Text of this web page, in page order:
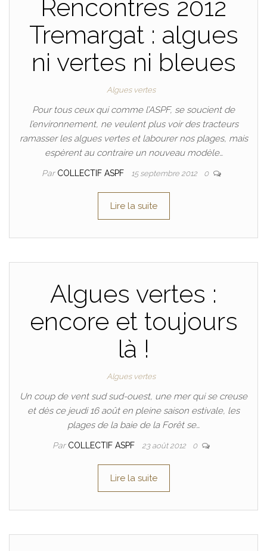
Rencontres 2012
Tremargat : algues
ni vertes ni bleues
Algues vertes
Pour tous ceux qui comme l’ASPF, se soucient de
l’environnement, ne veulent plus voir des tracteurs
ramasser les algues vertes et labourer nos plages, mais
espèrent au contraire un nouveau modèle…
Par COLLECTIF ASPF 15 septembre 2012 0
Lire la suite
Algues vertes :
encore et toujours
là !
Algues vertes
Un coup de vent sud sud-ouest, une mer qui se creuse
et dès ce jeudi 16 août en pleine saison estivale, les
plages de la baie de la Forêt se…
Par COLLECTIF ASPF 23 août 2012 0
Lire la suite